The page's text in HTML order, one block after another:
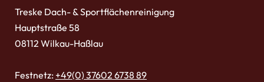
Treske Dach- & Sportflächenreinigung
Hauptstraße 58
08112 Wilkau-Haßlau
Festnetz: +49(0) 37602 6738 89